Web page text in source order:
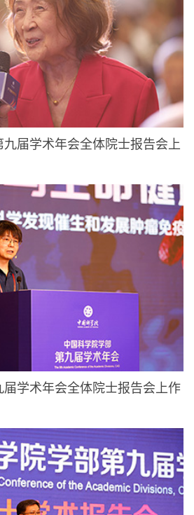
九届学术年会全体院士报告会上
学术年会全体院士报告会上作